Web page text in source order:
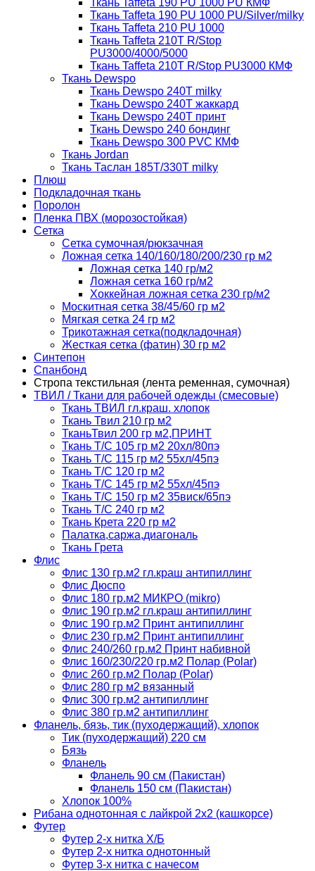
Ткань Taffeta 190 PU 1000 PU КМФ
Ткань Taffeta 190 PU 1000 PU/Silver/milky
Ткань Taffeta 210 PU 1000
Ткань Taffeta 210Т R/Stop
PU3000/4000/5000
Ткань Taffeta 210Т R/Stop PU3000 КМФ
Ткань Dewspo
Ткань Dewspo 240Т milky
Ткань Dewspo 240T жаккард
Ткань Dewspo 240Т принт
Ткань Dewspo 240 бондинг
Ткань Dewspo 300 PVC КМФ
Ткань Jordan
Ткань Таслан 185T/330T milky
Плюш
Подкладочная ткань
Поролон
Пленка ПВХ (морозостойкая)
Сетка
Сетка сумочная/рюкзачная
Ложная сетка 140/160/180/200/230 гр м2
Ложная сетка 140 гр/м2
Ложная сетка 160 гр/м2
Хоккейная ложная сетка 230 гр/м2
Москитная сетка 38/45/60 гр м2
Мягкая сетка 24 гр м2
Трикотажная сетка(подкладочная)
Жесткая сетка (фатин) 30 гр м2
Синтепон
Спанбонд
Стропа текстильная (лента ременная, сумочная)
ТВИЛ / Ткани для рабочей одежды (смесовые)
Ткань ТВИЛ гл.краш. хлопок
Ткань Твил 210 гр м2
ТканьТвил 200 гр м2,ПРИНТ
Ткань Т/C 105 гр м2 20хл/80пэ
Ткань Т/C 115 гр м2 55хл/45пэ
Ткань Т/C 120 гр м2
Ткань Т/C 145 гр м2 55хл/45пэ
Ткань Т/C 150 гр м2 35виск/65пэ
Ткань Т/C 240 гр м2
Ткань Крета 220 гр м2
Палатка,саржа,диагональ
Ткань Грета
Флис
Флис 130 гр.м2 гл.краш антипиллинг
Флис Дюспо
Флис 180 гр.м2 МИКРО (mikro)
Флис 190 гр.м2 гл.краш антипиллинг
Флис 190 гр.м2 Принт антипиллинг
Флис 230 гр.м2 Принт антипиллинг
Флис 240/260 гр.м2 Принт набивной
Флис 160/230/220 гр.м2 Полар (Polar)
Флис 260 гр.м2 Полар (Polar)
Флис 280 гр м2 вязанный
Флис 300 гр.м2 антипиллинг
Флис 380 гр.м2 антипиллинг
Фланель, бязь, тик (пуходержащий), хлопок
Тик (пуходержащий) 220 см
Бязь
Фланель
Фланель 90 см (Пакистан)
Фланель 150 см (Пакистан)
Хлопок 100%
Рибана однотонная с лайкрой 2х2 (кашкорсе)
Футер
Футер 2-х нитка Х/Б
Футер 2-х нитка однотонный
Футер 3-х нитка с начесом